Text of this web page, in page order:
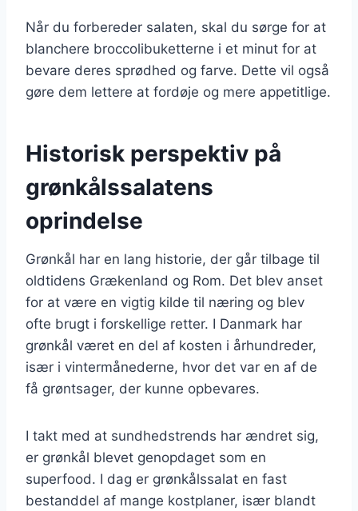
Når du forbereder salaten, skal du sørge for at
blanchere broccolibuketterne i et minut for at
bevare deres sprødhed og farve. Dette vil også
gøre dem lettere at fordøje og mere appetitlige.
Historisk perspektiv på
grønkålssalatens
oprindelse
Grønkål har en lang historie, der går tilbage til
oldtidens Grækenland og Rom. Det blev anset
for at være en vigtig kilde til næring og blev
ofte brugt i forskellige retter. I Danmark har
grønkål været en del af kosten i århundreder,
især i vintermånederne, hvor det var en af de
få grøntsager, der kunne opbevares.
I takt med at sundhedstrends har ændret sig,
er grønkål blevet genopdaget som en
superfood. I dag er grønkålssalat en fast
bestanddel af mange kostplaner, især blandt